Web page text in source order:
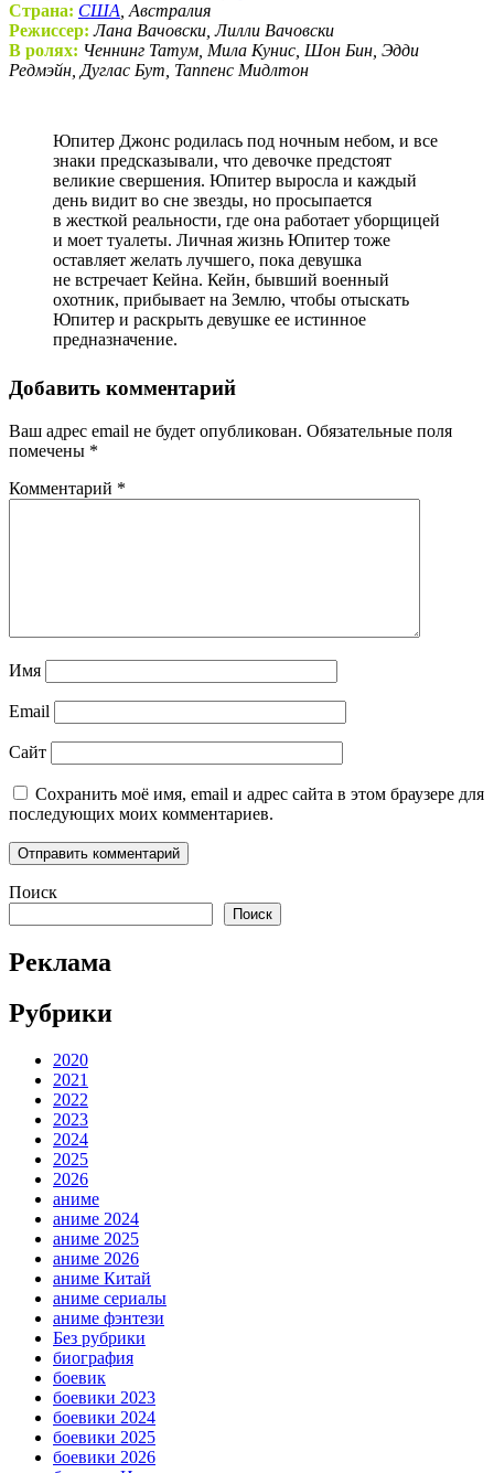
Страна: США , Австралия
Режиссер: Лана Вачовски, Лилли Вачовски
В ролях: Ченнинг Татум, Мила Кунис, Шон Бин, Эдди
Редмэйн, Дуглас Бут, Таппенс Мидлтон
Юпитер Джонс родилась под ночным небом, и все
знаки предсказывали, что девочке предстоят
великие свершения. Юпитер выросла и каждый
день видит во сне звезды, но просыпается
в жесткой реальности, где она работает уборщицей
и моет туалеты. Личная жизнь Юпитер тоже
оставляет желать лучшего, пока девушка
не встречает Кейна. Кейн, бывший военный
охотник, прибывает на Землю, чтобы отыскать
Юпитер и раскрыть девушке ее истинное
предназначение.
Добавить комментарий
Ваш адрес email не будет опубликован. Обязательные поля
помечены *
Комментарий *
Имя
Email
Сайт
Сохранить моё имя, email и адрес сайта в этом браузере для
последующих моих комментариев.
Поиск
Поиск
Реклама
Рубрики
2020
2021
2022
2023
2024
2025
2026
аниме
аниме 2024
аниме 2025
аниме 2026
аниме Китай
аниме сериалы
аниме фэнтези
Без рубрики
биография
боевик
боевики 2023
боевики 2024
боевики 2025
боевики 2026